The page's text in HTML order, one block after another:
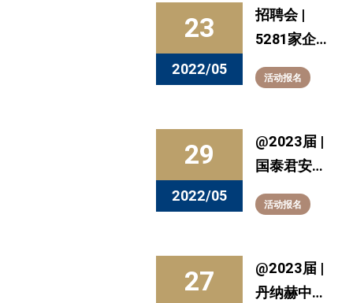
启
23
2022/05
招聘会 |
5281家企
业！“千校
万岗 ”高校
招聘会华东
理工大学站
活动报名
29
2022/05
@2023届 |
国泰君安
「数字化人
才专场」
季校园招聘
现已火热启
活动报名
27
@2023届 |
丹纳赫中国